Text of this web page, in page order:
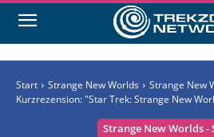
Start Strange New Worlds
Strange New
Kurzrezension: "Star Trek: Strange New
Strange New Worlds -